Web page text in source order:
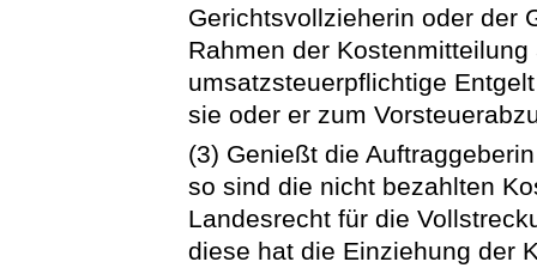
Gerichtsvollzieherin oder der
Rahmen der
umsatzsteuerpflichtige
sie oder er zum
(3) Genießt die
so sind die nicht bezahlten
Landesrecht für die
diese hat die Einziehung der